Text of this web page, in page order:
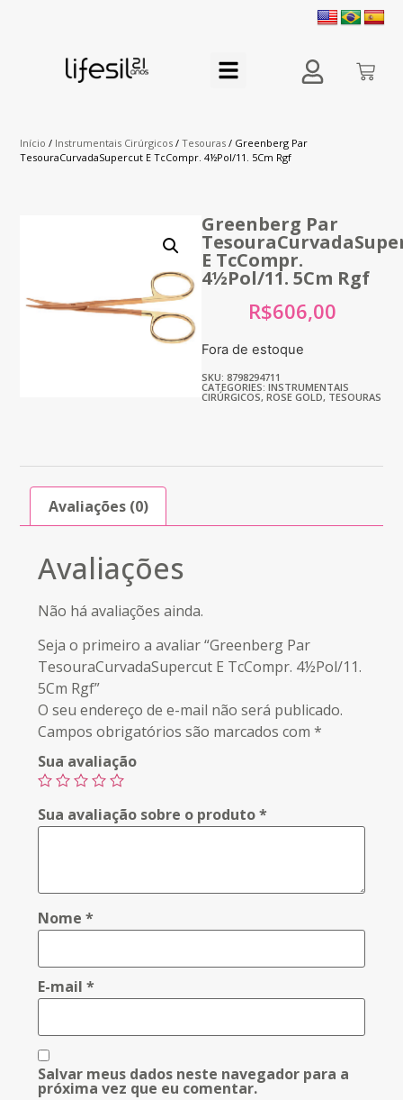
Início / Instrumentais Cirúrgicos /Tesouras / Greenberg Par
TesouraCurvadaSupercut E TcCompr. 4½Pol/11. 5Cm Rgf
Greenberg Par
E TcCompr.
4½Pol/11. 5Cm Rgf
R$606,00
Fora de estoque
SKU: 8798294711
CATEGORIES: INSTRUMENTAIS
CIRÚRGICOS, ROSE GOLD, TESOURAS
Avaliações (0)
Avaliações
Não há avaliações ainda.
Seja o primeiro a avaliar “Greenberg Par
TesouraCurvadaSupercut E TcCompr. 4½Pol/11.
5Cm Rgf”
O seu endereço de e-mail não será publicado.
Campos obrigatórios são marcados com*
Sua avaliação
Sua avaliação sobre o produto*
Nome*
E-mail*
Salvar meus dados neste navegador para a
próxima vez que eu comentar.